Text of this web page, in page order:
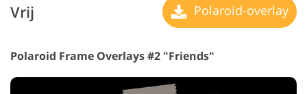
Vrij Polaroid-overlay
Polaroid Frame Overlays #2 "Friends"